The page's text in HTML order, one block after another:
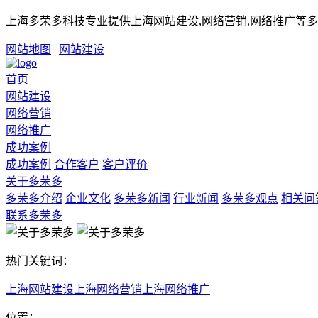
上海多荣多科技专业提供上海网站建设,网络营销,网络推广等
网站地图 | 网站建设
首页
网站建设
网络营销
网络推广
成功案例
成功案例 合作客户 客户评价
关于多荣多
多荣多介绍 企业文化 多荣多新闻 行业新闻 多荣多观点 相关问
联系多荣多
热门关键词：
上海网站建设 上海网络营销 上海网络推广